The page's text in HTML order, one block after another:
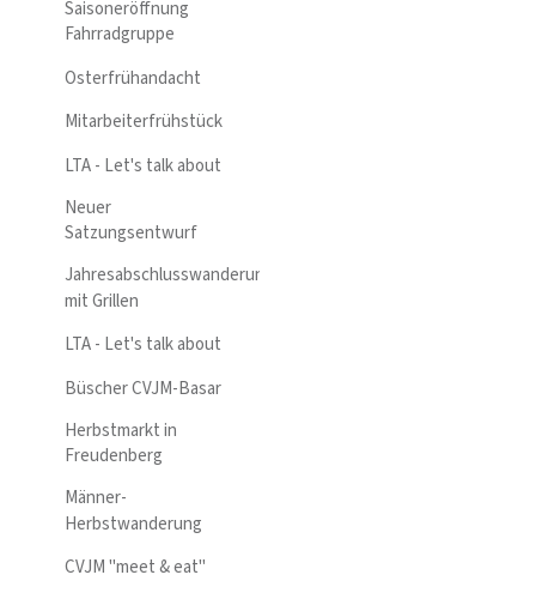
Saisoneröffnung
Fahrradgruppe
Osterfrühandacht
Mitarbeiterfrühstück
LTA - Let's talk about
Neuer
Satzungsentwurf
Jahresabschlusswanderung
mit Grillen
LTA - Let's talk about
Büscher CVJM-Basar
Herbstmarkt in
Freudenberg
Männer-
Herbstwanderung
CVJM "meet & eat"